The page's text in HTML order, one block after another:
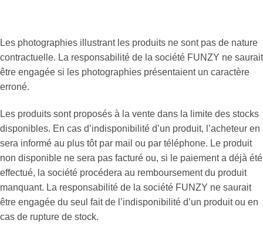
Les photographies illustrant les produits ne sont pas de nature
contractuelle. La responsabilité de la société FUNZY ne saurait
être engagée si les photographies présentaient un caractère
erroné.
Les produits sont proposés à la vente dans la limite des stocks
disponibles. En cas d’indisponibilité d’un produit, l’acheteur en
sera informé au plus tôt par mail ou par téléphone. Le produit
non disponible ne sera pas facturé ou, si le paiement a déjà été
effectué, la société procédera au remboursement du produit
manquant. La responsabilité de la société FUNZY ne saurait
être engagée du seul fait de l’indisponibilité d’un produit ou en
cas de rupture de stock.